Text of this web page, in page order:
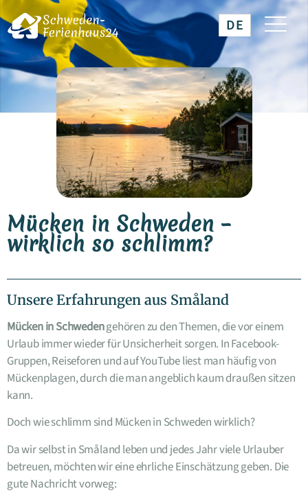
DE
Mücken in Schweden –
wirklich so schlimm?
Unsere Erfahrungen aus Småland
Mücken in Schwedengehören zu den Themen, die vor einem
Urlaub immer wieder für Unsicherheit sorgen. In Facebook-
Gruppen, Reiseforen und auf YouTube liest man häufig von
Mückenplagen, durch die man angeblich kaum draußen sitzen
kann.
Doch wie schlimm sind Mücken in Schweden wirklich?
Da wir selbst in Småland leben und jedes Jahr viele Urlauber
betreuen, möchten wir eine ehrliche Einschätzung geben. Die
gute Nachricht vorweg: